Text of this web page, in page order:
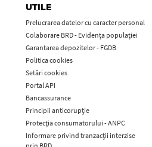
UTILE
Prelucrarea datelor cu caracter personal
Colaborare BRD - Evidența populației
Garantarea depozitelor - FGDB
Politica cookies
Setări cookies
Portal API
Bancassurance
Principii anticorupţie
Protecţia consumatorului - ANPC
Informare privind tranzacții interzise